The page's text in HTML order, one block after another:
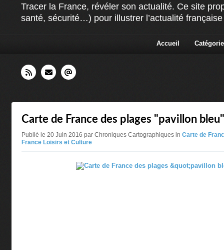
Tracer la France, révéler son actualité. Ce site
santé, sécurité…) pour illustrer l’actualité
Accueil
Carte de France des plages "pavillon
Publié le 20 Juin 2016 par Chroniques Cartographiques in Carte de
France Loisirs et Culture